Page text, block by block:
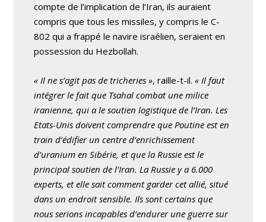
compte de l’implication de l’Iran, ils auraient
compris que tous les missiles, y compris le C-
802 qui a frappé le navire israélien, seraient en
possession du Hezbollah.
« Il ne s’agit pas de tricheries », raille-t-il.« Il faut
intégrer le fait que Tsahal combat une milice
iranienne, qui a le soutien logistique de l’Iran. Les
Etats-Unis doivent comprendre que Poutine est en
train d’édifier un centre d’enrichissement
d’uranium en Sibérie, et que la Russie est le
principal soutien de l’Iran. La Russie y a 6.000
experts, et elle sait comment garder cet allié, situé
dans un endroit sensible. Ils sont certains que
nous serions incapables d’endurer une guerre sur